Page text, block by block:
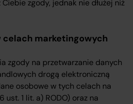
zgody, jednak nie dłużej niż
celach marketingowych
zgody na przetwarzanie danych
drogą elektroniczną
osobowe w tych celach na
1 lit. a) RODO) oraz na